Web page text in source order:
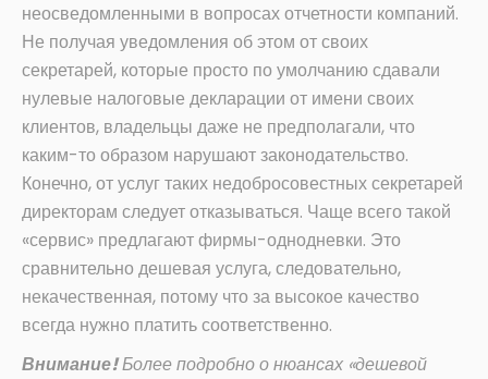
неосведомленными в вопросах отчетности компаний.
Не получая уведомления об этом от своих
секретарей, которые просто по умолчанию сдавали
нулевые налоговые декларации от имени своих
клиентов, владельцы даже не предполагали, что
каким-то образом нарушают законодательство.
Конечно, от услуг таких недобросовестных секретарей
директорам следует отказываться. Чаще всего такой
«сервис» предлагают фирмы-однодневки. Это
сравнительно дешевая услуга, следовательно,
некачественная, потому что за высокое качество
всегда нужно платить соответственно.
Внимание!Более подробно о нюансах «дешевой